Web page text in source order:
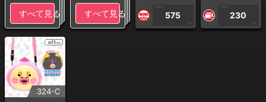
すべて見る すべて見る
1PLAY
575
CP
1PLAY
230
CP
324-C